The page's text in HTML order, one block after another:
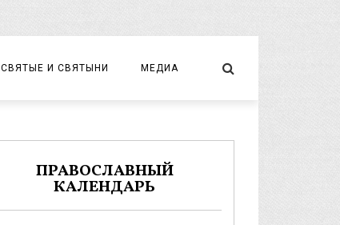
СВЯТЫЕ И СВЯТЫНИ МЕДИА
ФОТО
ПРАВОСЛАВНЫЙ
КАЛЕНДАРЬ